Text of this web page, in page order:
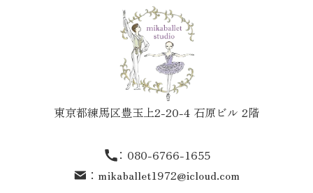
東京都練馬区豊玉上2-20-4 石原ビル 2階
： 080-6766-1655
： mikaballet1972@icloud.com